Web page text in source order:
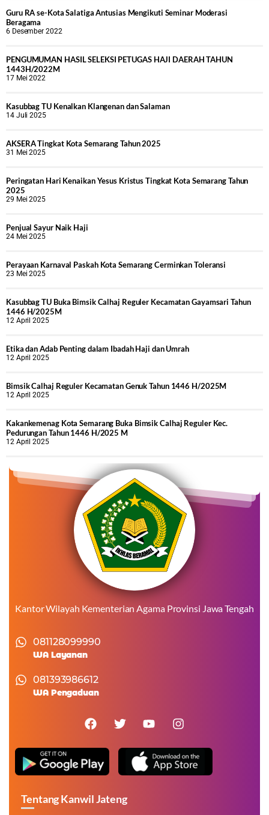
Guru RA se-Kota Salatiga Antusias Mengikuti Seminar Moderasi
Beragama
6 Desember 2022
PENGUMUMAN HASIL SELEKSI PETUGAS HAJI DAERAH TAHUN
1443H/2022M
17 Mei 2022
Kasubbag TU Kenalkan Klangenan dan Salaman
14 Juli 2025
AKSERA Tingkat Kota Semarang Tahun 2025
31 Mei 2025
Peringatan Hari Kenaikan Yesus Kristus Tingkat Kota Semarang Tahun
2025
29 Mei 2025
Penjual Sayur Naik Haji
24 Mei 2025
Perayaan Karnaval Paskah Kota Semarang Cerminkan Toleransi
23 Mei 2025
Kasubbag TU Buka Bimsik Calhaj Reguler Kecamatan Gayamsari Tahun
1446 H/2025M
12 April 2025
Etika dan Adab Penting dalam Ibadah Haji dan Umrah
12 April 2025
Bimsik Calhaj Reguler Kecamatan Genuk Tahun 1446 H/2025M
12 April 2025
Kakankemenag Kota Semarang Buka Bimsik Calhaj Reguler Kec.
Pedurungan Tahun 1446 H/2025 M
12 April 2025
Kantor Wilayah Kementerian Agama Provinsi Jawa Tengah
081128099990
WA Layanan
081393986612
WA Pengaduan
Tentang Kanwil Jateng